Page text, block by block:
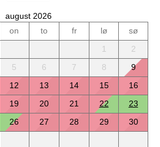
august 2026
on to fr lø
sø
1
2
5 6 7 8
9
12 13 14 15
16
19 20 21 22
23
26 27 28 29
30